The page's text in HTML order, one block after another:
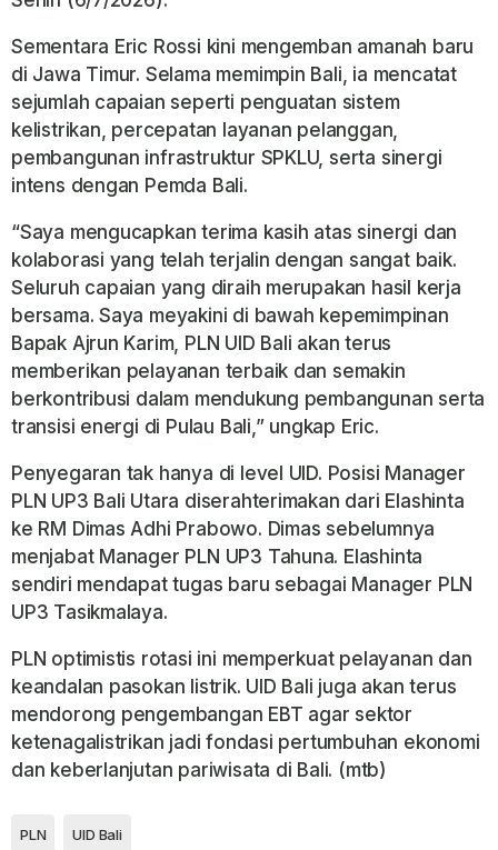
Sementara Eric Rossi kini mengemban amanah baru
di Jawa Timur. Selama memimpin Bali, ia mencatat
sejumlah capaian seperti penguatan sistem
kelistrikan, percepatan layanan pelanggan,
pembangunan infrastruktur SPKLU, serta sinergi
intens dengan Pemda Bali.
“Saya mengucapkan terima kasih atas sinergi dan
kolaborasi yang telah terjalin dengan sangat baik.
Seluruh capaian yang diraih merupakan hasil kerja
bersama. Saya meyakini di bawah kepemimpinan
Bapak Ajrun Karim, PLN UID Bali akan terus
memberikan pelayanan terbaik dan semakin
berkontribusi dalam mendukung pembangunan serta
transisi energi di Pulau Bali,” ungkap Eric.
Penyegaran tak hanya di level UID. Posisi Manager
PLN UP3 Bali Utara diserahterimakan dari Elashinta
ke RM Dimas Adhi Prabowo. Dimas sebelumnya
menjabat Manager PLN UP3 Tahuna. Elashinta
sendiri mendapat tugas baru sebagai Manager PLN
UP3 Tasikmalaya.
PLN optimistis rotasi ini memperkuat pelayanan dan
keandalan pasokan listrik. UID Bali juga akan terus
mendorong pengembangan EBT agar sektor
ketenagalistrikan jadi fondasi pertumbuhan ekonomi
dan keberlanjutan pariwisata di Bali. (mtb)
PLN UID Bali